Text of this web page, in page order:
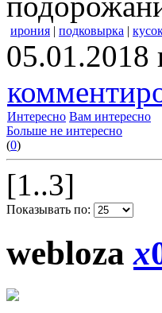
ирония | подковырка |
05.01.2018
Интересно Вам интересно
Больше не интересно
(0)
[1..3]
Показывать по:
weblozax